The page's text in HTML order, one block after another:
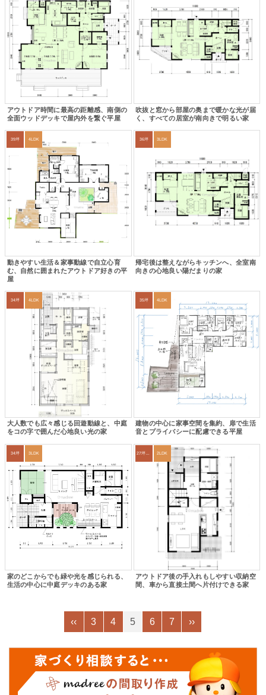
アウトドア時間に最高の距離感、南側の
全面ウッドデッキで屋内外を繋ぐ平屋
吹抜と窓から部屋の奥まで暖かな光が届
く、すべての居室が南向きで明るい家
39坪 4LDK
動きやすい生活＆家事動線で自立心育
む、自然に囲まれたアウトドア好きの平
屋
36坪 3LDK
帰宅後は整えながらキッチンへ、全室南
向きの心地良い陽だまりの家
34坪 4LDK
大人数でも広々感じる回遊動線と、中庭
をコの字で囲んだ心地良い光の家
35坪 4LDK
建物の中心に家事空間を集約、扉で生活
音とプライバシーに配慮できる平屋
34坪 3LDK
家のどこからでも緑や光を感じられる、
生活の中心に中庭デッキのある家
27坪〜30坪 2LDK
アウトドア後の手入れもしやすい収納空
間、車から直接土間へ片付けできる家
‹‹ 3 4 5 6 7 ››